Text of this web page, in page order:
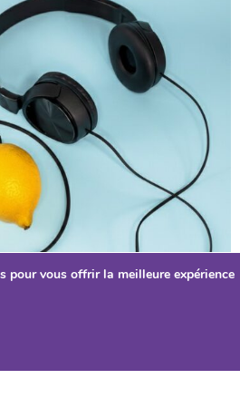
STAËL
pour vous offrir la meilleure expérience